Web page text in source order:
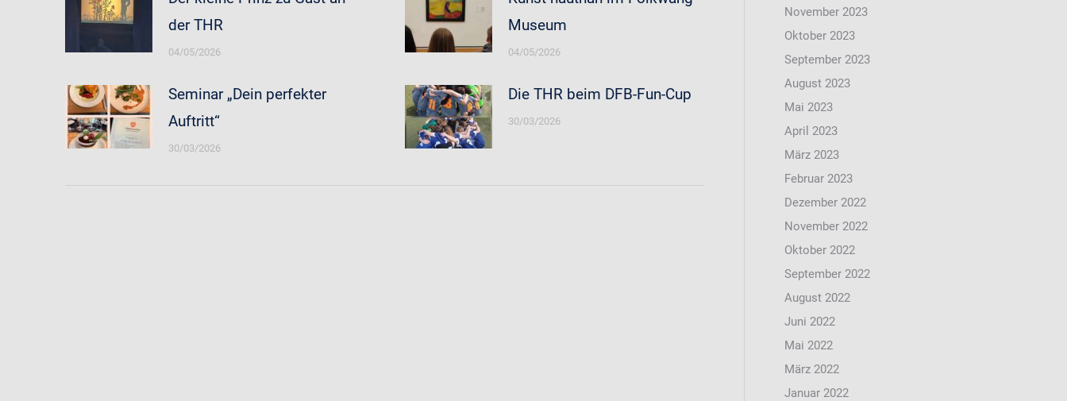
der THR
04/05/2026
Museum
04/05/2026
Seminar „Dein perfekter
Auftritt“
30/03/2026
Die THR beim DFB-Fun-Cup
30/03/2026
November 2023
Oktober 2023
September 2023
August 2023
Mai 2023
April 2023
März 2023
Februar 2023
Dezember 2022
November 2022
Oktober 2022
September 2022
August 2022
Juni 2022
Mai 2022
März 2022
Januar 2022